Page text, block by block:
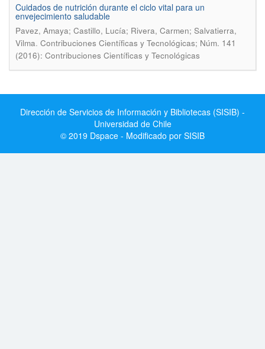
Cuidados de nutrición durante el ciclo vital para un
envejecimiento saludable
Pavez, Amaya; Castillo, Lucía; Rivera, Carmen; Salvatierra,
Vilma. Contribuciones Científicas y Tecnológicas; Núm. 141
(2016): Contribuciones Científicas y Tecnológicas
Dirección de Servicios de Información y Bibliotecas (SISIB) -
Universidad de Chile
© 2019 Dspace - Modificado por SISIB